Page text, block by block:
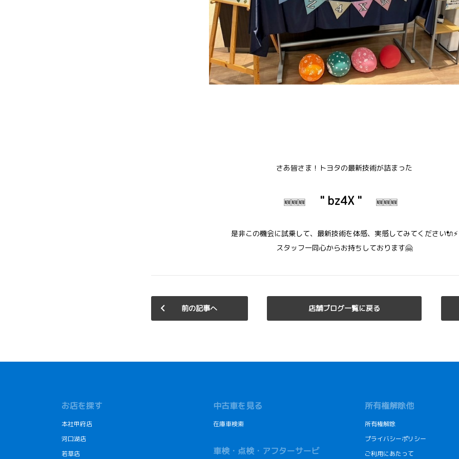
さあ皆さま！トヨタの最新技術が詰まった
🆕🆕🆕 " bz4X " 🆕🆕🆕
是非この機会に試乗して、最新技術を体感、実感してみてください🔌⚡
スタッフ一同心からお持ちしております🤗
前の記事へ 店舗ブログ一覧に戻る
お店を探す
本社甲府店
河口湖店
若草店
中古車を見る
在庫車検索
車検・点検・アフターサービ
所有権解除他
所有権解除
プライバシーポリシー
ご利用にあたって